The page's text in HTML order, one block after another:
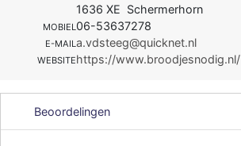
1636 XE Schermerhorn
MOBIEL06-53637278
E-MAILa.vdsteeg@quicknet.nl
WEBSITEhttps://www.broodjesnodig.nl/
Beoordelingen